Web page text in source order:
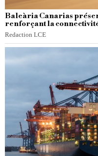
Baleària Canarias
renforçant la
Redaction LCE